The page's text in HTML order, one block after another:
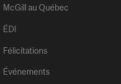
McGill au Québec
ÉDI
Félicitations
Événements